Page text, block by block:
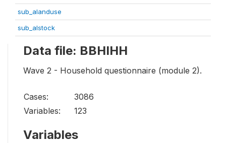
sub_alanduse
sub_alstock
Data file: BBHIHH
Wave 2 - Household questionnaire (module 2).
Cases:
3086
Variables:
123
Variables